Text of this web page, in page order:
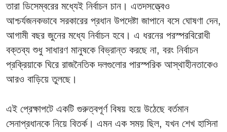
তারা ডিসেম্বরের মধ্যেই নির্বাচন চান। এতদসত্ত্বেও
আশ্চর্যজনকভাবে সরকারের প্রধান উপদেষ্টা জাপানে বসে ঘোষণা দেন,
আগামী বছর জুনের মধ্যে নির্বাচন হবে। এ ধরনের পরস্পরবিরোধী
বক্তব্য শুধু সাধারণ মানুষকে বিভ্রান্ত করছে না, বরং নির্বাচন
প্রক্রিয়াকে ঘিরে রাজনৈতিক দলগুলোর পারস্পরিক আস্থাহীনতাকেও
আরও বাড়িয়ে তুলছে।
এই প্রেক্ষাপটে একটি গুরুত্বপূর্ণ বিষয় হয়ে উঠেছে বর্তমান
সেনাপ্রধানকে নিয়ে বিতর্ক। এমন এক সময় ছিল, যখন শেখ হাসিনা